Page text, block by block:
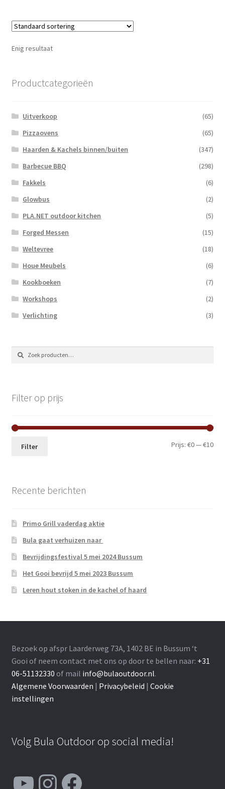
Enig resultaat
Productcategorieën
Uitverkoop
(65)
Pizzaovens
(65)
Haarden & Kachels binnen/buiten
(347)
Barbecue BBQ
(298)
Fakkels
(6)
Glowbus
(2)
PLA.NET outdoor kitchen
(5)
Forged Messen
(15)
Weltevree
(18)
Houe Meubels
(6)
Kookboeken
(7)
Workshops
(2)
Verlichting
(3)
Zoeken
naar:
Zoeken
Filter op prijs
Min.
Filter Prijs:€0—€10
Recente berichten
Primo Grill vaderdag aktie
Bula gaat verhuizen naar
Bevrijdingsfestival 5 mei 2024 Bussum
Het Gooi bevrijd 5 mei 2023 Bussum
Leren hout stoken in de kachel of haard
Bezoek op afspr Laarderweg 73A, 1402 BE in Bussum ‘t
Gooi of neem contact met ons op door te bellen naar: +31
06-51132330 of mail info@bulaoutdoor.nl.
Algemene Voorwaarden | Privacybeleid | Cookie
instellingen
Volg Bula Outdoor op social media!
YouTube Instagram Facebook